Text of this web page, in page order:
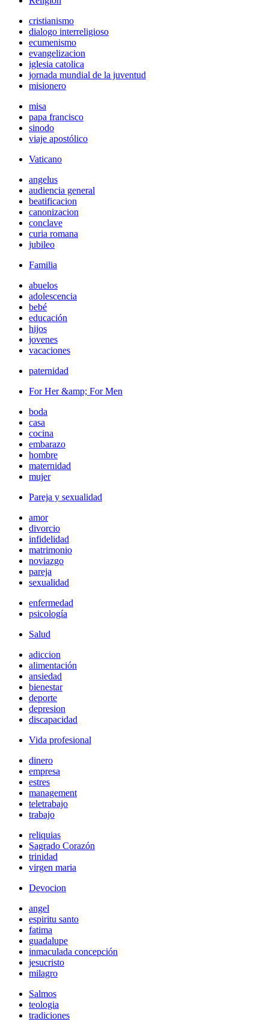
cristianismo
dialogo interreligioso
ecumenismo
evangelizacion
iglesia catolica
jornada mundial de la juventud
misionero
misa
papa francisco
sinodo
viaje apostólico
Vaticano
angelus
audiencia general
beatificacion
canonizacion
conclave
curia romana
jubileo
Familia
abuelos
adolescencia
bebé
educación
hijos
jovenes
vacaciones
paternidad
For Her &amp; For Men
boda
casa
cocina
embarazo
hombre
maternidad
mujer
Pareja y sexualidad
amor
divorcio
infidelidad
matrimonio
noviazgo
pareja
sexualidad
enfermedad
psicología
Salud
adiccion
alimentación
ansiedad
bienestar
deporte
depresion
discapacidad
Vida profesional
dinero
empresa
estres
management
teletrabajo
trabajo
reliquias
Sagrado Corazón
trinidad
virgen maria
Devocion
angel
espiritu santo
fatima
guadalupe
inmaculada concepción
jesucristo
milagro
Salmos
teologia
tradiciones